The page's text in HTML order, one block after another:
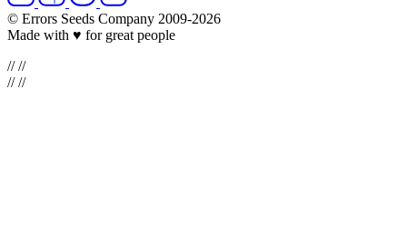
© Errors Seeds Company 2009-2026
Made with ♥ for great people
////
////